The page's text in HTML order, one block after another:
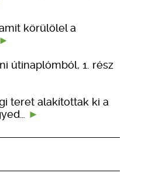
körülölel a
útinaplómból, 1. rész
teret alakítottak ki a